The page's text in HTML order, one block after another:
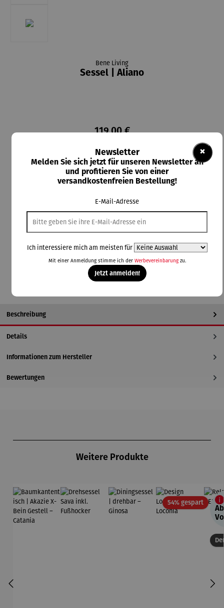
Bene Living
Sessel | Aliano
119,00 €
Durchschnittliche Bewertung von 5 von 5 Sternen
1 Bewertung
Farbauswahlauswählen
beige blau braun dunkelgrau
In den Warenkorb
Beschreibung
Details
Informationen zum Hersteller
Bewertungen
Weitere Produkte
54% gespartRabatt
×
Newsletter
Melden Sie sich jetzt für unseren Newsletter an
und profitieren Sie von einer
versandkostenfreien Bestellung!
E-Mail-Adresse
Ich interessiere mich am meisten für
Mit einer Anmeldung stimme ich der Werbevereinbarungzu.
Jetzt anmelden!